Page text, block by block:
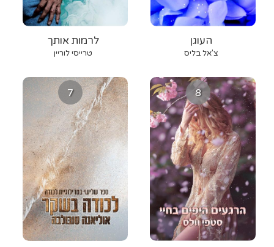
לרמות אותך
טרייסי לוריין
העוגן
צ'אל בליס
7 8